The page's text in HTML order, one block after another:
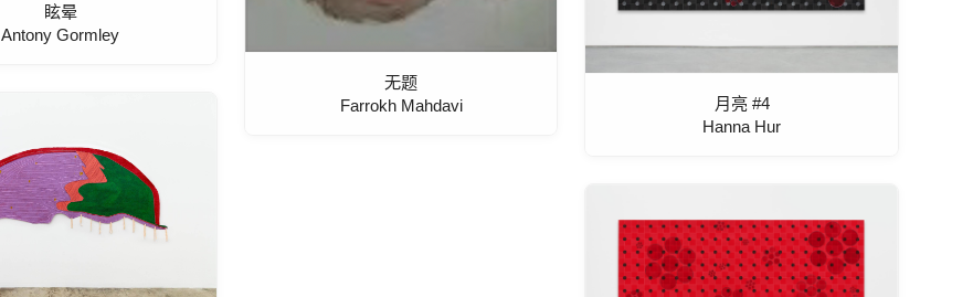
眩晕
Antony Gormley
无题
Farrokh Mahdavi
月亮 #4
Hanna Hur